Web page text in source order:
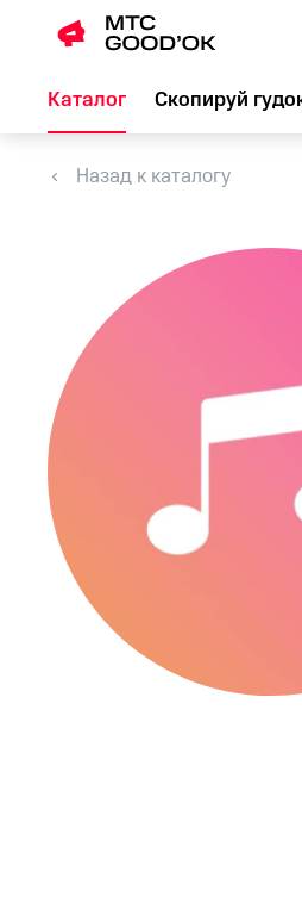
Каталог Скопируй
Назад к каталогу